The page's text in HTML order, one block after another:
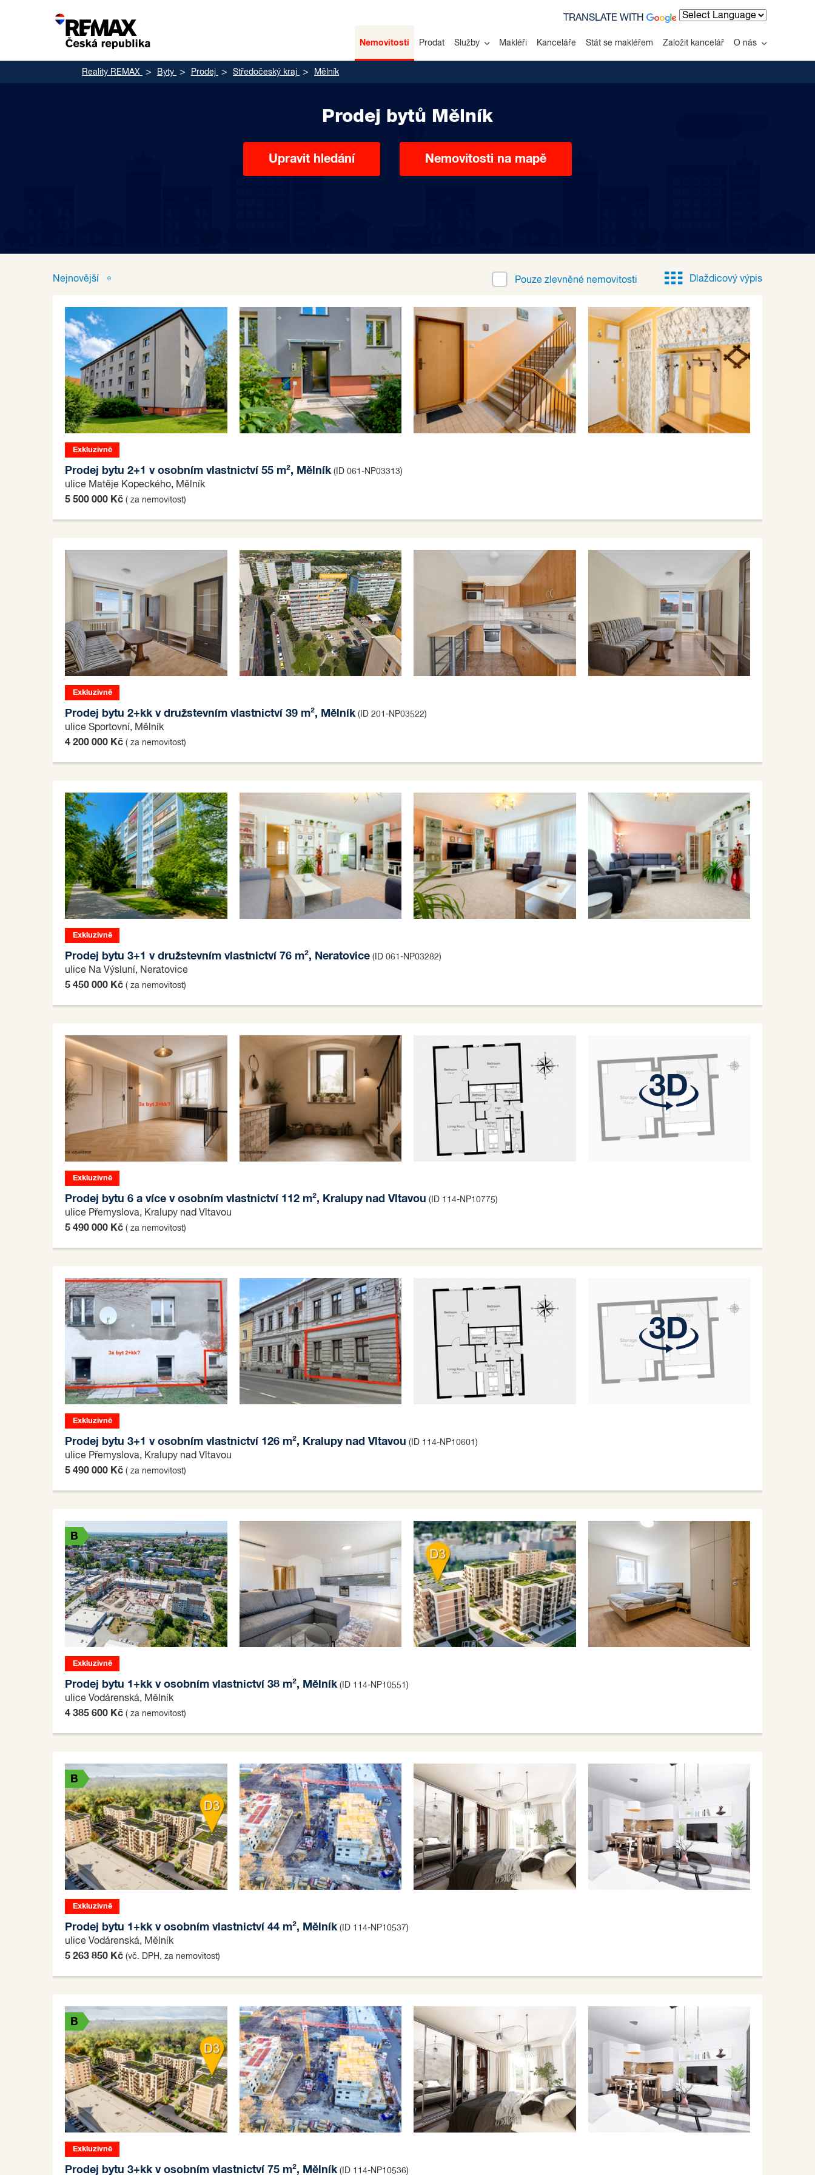
Nemovitosti Prodat Služby Makléři Kanceláře Stát se makléřem Založit kancelář O nás
TRANSLATE WITH
Reality REMAX Byty Prodej Středočeský kraj Mělník
Prodej bytů Mělník
Upravit hledání Nemovitosti na mapě
Nejnovější Pouze zlevněné nemovitosti Dlaždicový výpis
Exkluzivně
Prodej bytu 2+1 v osobním vlastnictví 55 m², Mělník(ID 061-NP03313)
ulice Matěje Kopeckého, Mělník
5 500 000 Kč ( za nemovitost)
Exkluzivně
Prodej bytu 2+kk v družstevním vlastnictví 39 m², Mělník(ID 201-NP03522)
ulice Sportovní, Mělník
4 200 000 Kč ( za nemovitost)
Exkluzivně
Prodej bytu 3+1 v družstevním vlastnictví 76 m², Neratovice (ID 061-NP03282)
ulice Na Výsluní, Neratovice
5 450 000 Kč ( za nemovitost)
Exkluzivně
Prodej bytu 6 a více v osobním vlastnictví 112 m², Kralupy nad Vltavou (ID 114-NP10775)
ulice Přemyslova, Kralupy nad Vltavou
5 490 000 Kč ( za nemovitost)
Exkluzivně
Prodej bytu 3+1 v osobním vlastnictví 126 m², Kralupy nad Vltavou (ID 114-NP10601)
ulice Přemyslova, Kralupy nad Vltavou
5 490 000 Kč ( za nemovitost)
B
B
Exkluzivně
Prodej bytu 1+kk v osobním vlastnictví 38 m², Mělník(ID 114-NP10551)
ulice Vodárenská, Mělník
4 385 600 Kč ( za nemovitost)
B
B
Exkluzivně
Prodej bytu 1+kk v osobním vlastnictví 44 m², Mělník(ID 114-NP10537)
ulice Vodárenská, Mělník
5 263 850 Kč (vč. DPH, za nemovitost)
B
B
Exkluzivně
Prodej bytu 3+kk v osobním vlastnictví 75 m², Mělník(ID 114-NP10536)